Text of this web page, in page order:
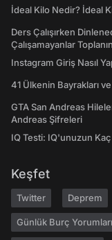
İdeal Kilo Nedir? İdeal
Ders Çalışırken
Çalışamayanlar
Instagram Giriş Nasıl
41 Ülkenin Bayrakları
GTA San Andreas
Andreas Şifreleri
IQ Testi: IQ'unuzun
Keşfet
Twitter Deprem
Günlük Burç Yorumları